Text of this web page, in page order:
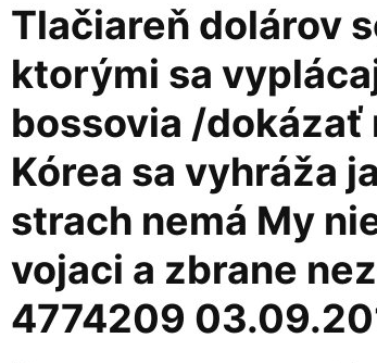
Tlačiareň dolárov
ktorými sa
bossovia /dokázať
Kórea sa vyhráža
strach nemá My
vojaci a zbrane
4774209